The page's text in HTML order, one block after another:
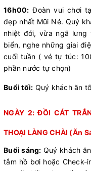
16h00: Đoàn vui chơi
đẹp nhất Mũi Né. Quý
nhiệt đới, vừa ngã
biển, nghe những giai
cuối tuần ( vé tự túc:
phần nước tự chọn)
Buổi tối: Quý khách ăn
NGÀY 2: ĐỒI CÁT
THOẠI LÀNG CHÀI (Ăn
Buổi sáng: Quý khách
tắm hồ bơi hoặc Check-